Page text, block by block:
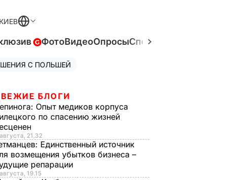
ФотоВидеоОпросыСпецпроекты
С ПОЛЬШЕЙ
БЛОГИ
Опыт медиков корпуса
по спасению жизней
21.32
Единственный источник
возмещения убытков бизнеса –
репарации
19.15